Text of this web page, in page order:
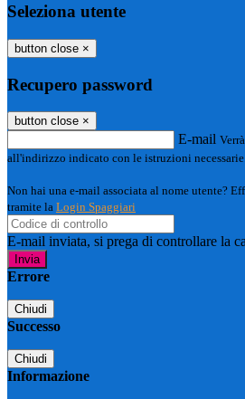
Seleziona utente
button close ×
Recupero password
button close ×
E-mail
all'indirizzo indicato con le istruzioni
Non hai una e-mail associata al nome utente?
tramite la Login Spaggiari
E-mail inviata, si prega di controllare la
Errore
Chiudi
Successo
Chiudi
Informazione